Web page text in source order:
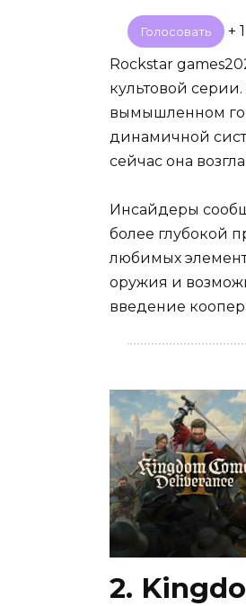
Голосовать
+ 1
Rockstar
культовой
вымышленном
динамичной
сейчас она
Инсайдеры
более глубокой
любимых
оружия и
введение
2.